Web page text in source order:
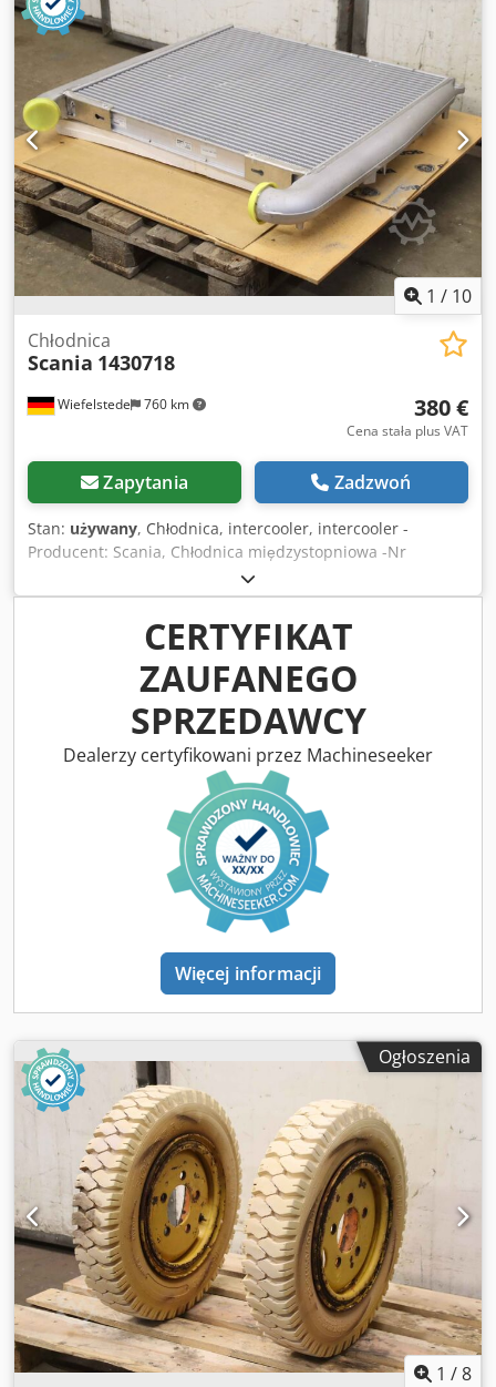
1 / 10
Wiefelstede 760 km
Chłodnica
Scania 1430718
380 €
Cena stała plus VAT
Zapytania Zadzwoń
Stan: używany, Chłodnica, intercooler, intercooler -
Producent: Scania, Chłodnica międzystopniowa -Nr
zamówienia: 1430718 Dkodpfxoizxq Uj Ai Isr -Wymiary
transportowe: 1010/990/H105 mm -Waga: 20 kg
CERTYFIKAT
ZAUFANEGO
SPRZEDAWCY
Dealerzy certyfikowani przez Machineseeker
Więcej informacji
Ogłoszenia
1 /8